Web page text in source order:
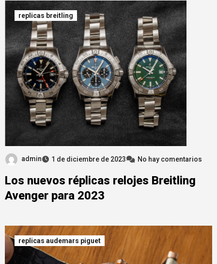
replicas breitling
admin 1 de diciembre de 2023 No hay comentarios
Los nuevos réplicas relojes Breitling
Avenger para 2023
replicas audemars piguet